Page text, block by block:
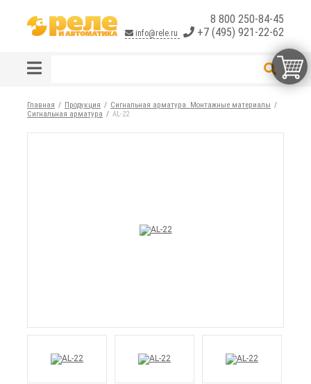
8 800 250-84-45
info@rele.ru +7 (495) 921-22-62
Главная Продукция
Сигнальная арматура. Монтажные материалы
Сигнальная арматура
AL-22